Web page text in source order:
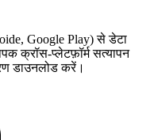
Google Play) से डेटा
क्रॉस-प्लेटफ़ॉर्म सत्यापन
डाउनलोड करें।